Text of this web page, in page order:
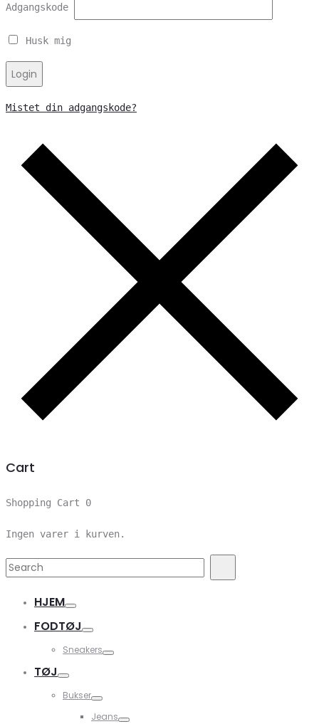
Adgangskode
Husk mig
Login
Mistet din adgangskode?
Cart
Shopping Cart 0
Ingen varer i kurven.
Search
HJEM
FODTØJ
Sneakers
TØJ
Bukser
Jeans